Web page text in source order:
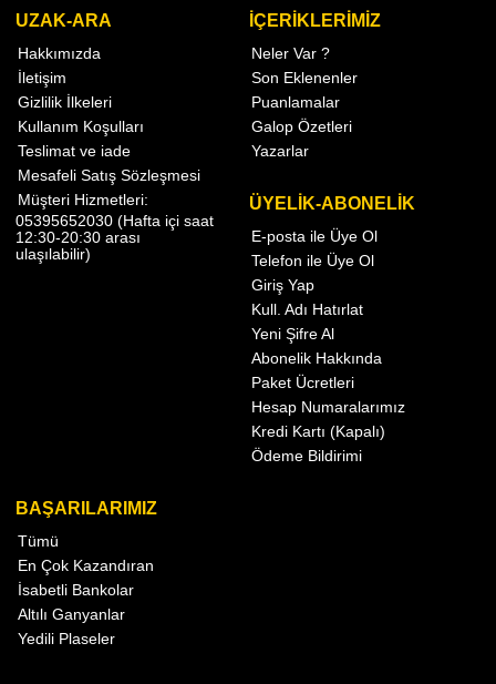
UZAK-ARA
Hakkımızda
İletişim
Gizlilik İlkeleri
Kullanım Koşulları
Teslimat ve iade
Mesafeli Satış Sözleşmesi
Müşteri Hizmetleri:
05395652030 (Hafta içi saat
12:30-20:30 arası
ulaşılabilir)
İÇERİKLERİMİZ
Neler Var ?
Son Eklenenler
Puanlamalar
Galop Özetleri
Yazarlar
ÜYELİK-ABONELİK
E-posta ile Üye Ol
Telefon ile Üye Ol
Giriş Yap
Kull. Adı Hatırlat
Yeni Şifre Al
Abonelik Hakkında
Paket Ücretleri
Hesap Numaralarımız
Kredi Kartı (Kapalı)
Ödeme Bildirimi
BAŞARILARIMIZ
Tümü
En Çok Kazandıran
İsabetli Bankolar
Altılı Ganyanlar
Yedili Plaseler